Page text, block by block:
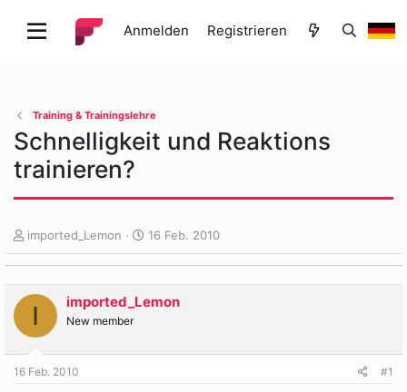
Anmelden Registrieren
Training & Trainingslehre
Schnelligkeit und Reaktions
trainieren?
E
r
s
t
l
e
r
imported_Lemon
E
r
s
t
e
t
16 Feb. 2010
I imported_Lemon
New member
16 Feb. 2010 #1